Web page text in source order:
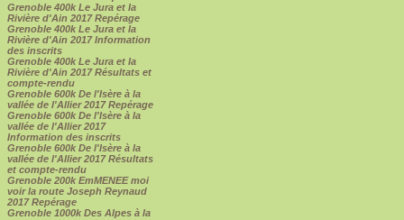
Grenoble 400k Le Jura et la
Rivière d'Ain 2017 Repérage
Grenoble 400k Le Jura et la
Rivière d'Ain 2017 Information
des inscrits
Grenoble 400k Le Jura et la
Rivière d'Ain 2017 Résultats et
compte-rendu
Grenoble 600k De l'Isère à la
vallée de l'Allier 2017 Repérage
Grenoble 600k De l'Isère à la
vallée de l'Allier 2017
Information des inscrits
Grenoble 600k De l'Isère à la
vallée de l'Allier 2017 Résultats
et compte-rendu
Grenoble 200k EmMENEE moi
voir la route Joseph Reynaud
2017 Repérage
Grenoble 1000k Des Alpes à la